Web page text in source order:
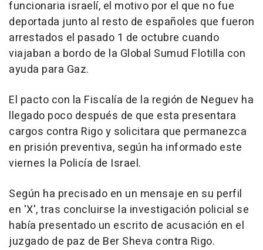
funcionaria israelí, el motivo por el que no fue
deportada junto al resto de españoles que fueron
arrestados el pasado 1 de octubre cuando
viajaban a bordo de la Global Sumud Flotilla con
ayuda para Gaz.
El pacto con la Fiscalía de la región de Neguev ha
llegado poco después de que esta presentara
cargos contra Rigo y solicitara que permanezca
en prisión preventiva, según ha informado este
viernes la Policía de Israel.
Según ha precisado en un mensaje en su perfil
en 'X', tras concluirse la investigación policial se
había presentado un escrito de acusación en el
juzgado de paz de Ber Sheva contra Rigo.